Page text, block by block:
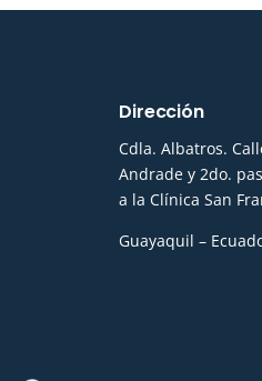
Dirección
Cdla. Albatros.
Andrade y 2do.
a la Clínica San
Guayaquil –